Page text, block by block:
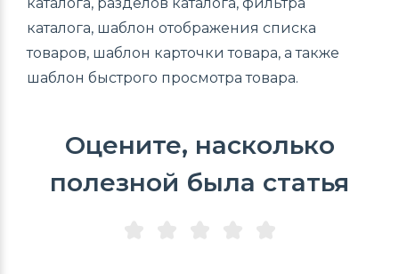
каталога, шаблон отображения списка
товаров, шаблон карточки товара, а также
шаблон быстрого просмотра товара.
Оцените, насколько
полезной была статья